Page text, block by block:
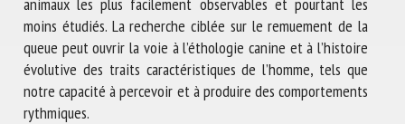
moins étudiés. La recherche ciblée sur le remuement de la
queue peut ouvrir la voie à l’éthologie canine et à l’histoire
évolutive des traits caractéristiques de l’homme, tels que
notre capacité à percevoir et à produire des comportements
rythmiques.